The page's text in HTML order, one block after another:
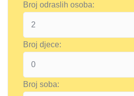
Broj odraslih osoba:
Broj djece:
Broj soba: